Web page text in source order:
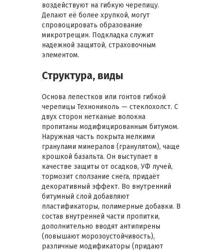
воздействуют на гибкую черепицу.
Делают её более хрупкой, могут
спровоцировать образование
микротрещин. Подкладка служит
надежной защитой, страховочным
элементом.
Структура, виды
Основа лепестков или гонтов гибкой
черепицы Технониколь — стеклохолст. С
двух сторон нетканые волокна
пропитаны модифицированным битумом.
Наружная часть покрыта мелкими
гранулами минералов (гранулятом), чаще
крошкой базальта. Он выступает в
качестве защиты от осадков, УФ лучей,
тормозит сползание снега, придаёт
декоративный эффект. Во внутренний
битумный слой добавляют
пластификаторы, полимерные добавки. В
состав внутренней части пропитки,
дополнительно вводят антипирены
(повышают морозоустойчивость),
различные модификаторы (придают